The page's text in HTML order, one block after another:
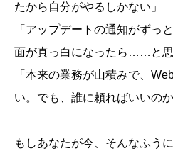
たから自分がやるしかない」
「アップデートの通知がずっ
面が真っ白になったら……と思
「本来の業務が山積みで、
い。でも、誰に頼ればいいの
もしあなたが今、そんなふう